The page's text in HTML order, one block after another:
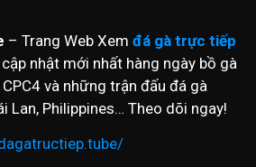
– Trang Web Xem đá gà trực tiếp
nhật mới nhất hàng ngày bồ gà
CPC4 và những trận đấu đá gà
Lan, Philippines… Theo dõi ngay!